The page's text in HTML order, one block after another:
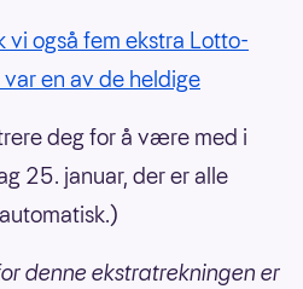
vi også fem ekstra Lotto-
en av de heldige
deg for å være med i
25. januar, der er alle
denne ekstratrekningen er